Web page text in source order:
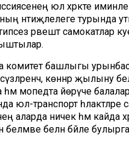
юл хәрәкәте
нәтиҗәлелеге турында
рәвештә самокатлар
комитет башлыгы
көннәр җылыну
һәм мопедта йөрүче
юл-транспорт һәлакәтләре
аларда ничек һәм кайда
белмәве белән бәйле